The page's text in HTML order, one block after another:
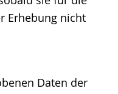
Erhebung nicht
Daten der